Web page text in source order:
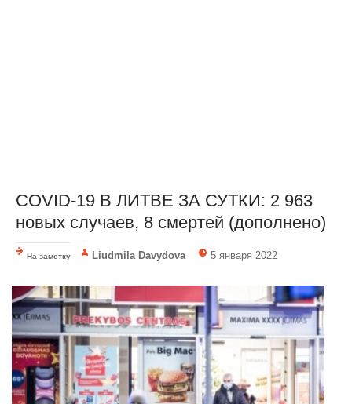
COVID-19 В ЛИТВЕ ЗА СУТКИ: 2 963
новых случаев, 8 смертей (дополнено)
На заметку Liudmila Davydova 5 января 2022